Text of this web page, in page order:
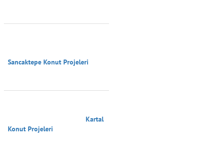
Sancaktepe Konut Projeleri
Konut Projeleri